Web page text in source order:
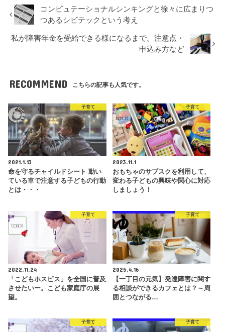
コンピュテーショナルシンキングと徐々に広まりつ
つあるシビテックという考え
私が障害年金を受給できる様になるまで。注意点・
申込み方など
RECOMMEND こちらの記事も人気です。
子育て
2021.1.13
命を守るチャイルドシート 動い
ている車で注意する子どもの行動
とは・・・
子育て
2023.11.1
おもちゃのサブスクを利用して、
変わる子どもの興味や関心に対応
しましょう！
子育て
2022.11.24
「こどもホスピス」を全国に普及
させたいー。こども家庭庁の展
望。
子育て
2025.4.16
【一丁目の元気】発達障害に関す
る相談ができるカフェとは？～周
囲とつながる…
子育て 子育て